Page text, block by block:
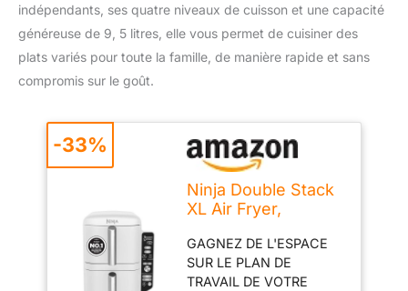
indépendants, ses quatre niveaux de cuisson et une capacité
généreuse de 9, 5 litres, elle vous permet de cuisiner des
plats variés pour toute la famille, de manière rapide et sans
compromis sur le goût.
Ninja Double Stack
XL Air Fryer,
Verticale
SL400EUWH
GAGNEZ DE L'ESPACE
SUR LE PLAN DE
TRAVAIL DE VOTRE
-33%